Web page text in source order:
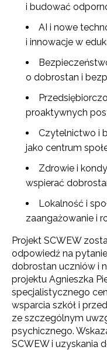
i budować
AI i nowe
i innowacje w
o dobrostan i
proaktywnych
Czytelnictwo i
jako centrum
Zdrowie i
wspierać
Lokalność i
zaangażowanie i
Projekt SCWEW
odpowiedź na
dobrostan uczniów i
projektu Agnieszka
specjalistycznego
wsparcia szkół i
ze szczególnym
psychicznego.
SCWEW i uzyskania